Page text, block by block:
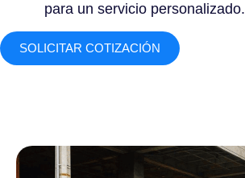
para un servicio personalizado.
SOLICITAR COTIZACIÓN